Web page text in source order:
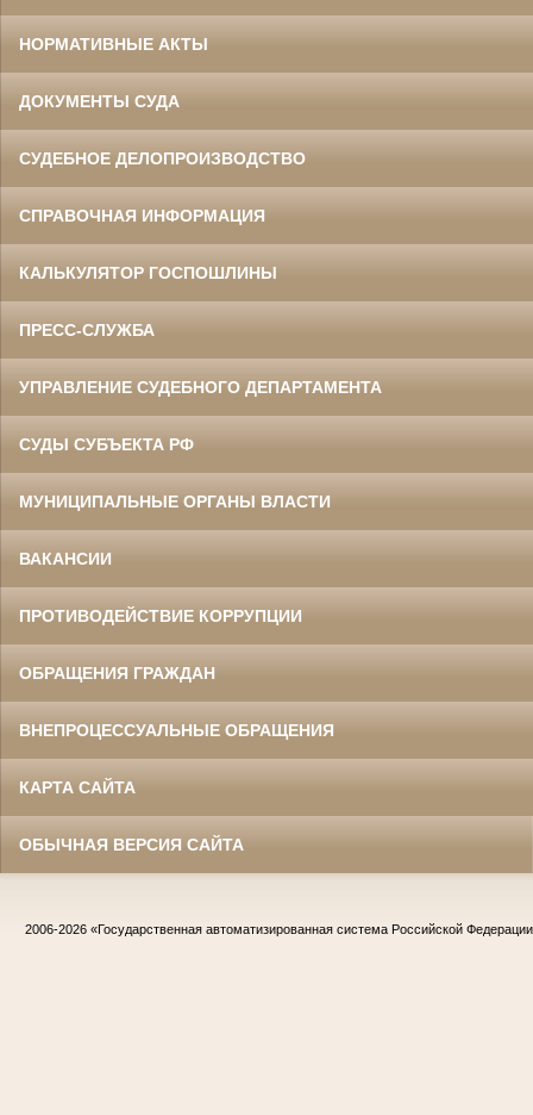
НОРМАТИВНЫЕ АКТЫ
ДОКУМЕНТЫ СУДА
СУДЕБНОЕ ДЕЛОПРОИЗВОДСТВО
СПРАВОЧНАЯ ИНФОРМАЦИЯ
КАЛЬКУЛЯТОР ГОСПОШЛИНЫ
ПРЕСС-СЛУЖБА
УПРАВЛЕНИЕ СУДЕБНОГО ДЕПАРТАМЕНТА
СУДЫ СУБЪЕКТА РФ
МУНИЦИПАЛЬНЫЕ ОРГАНЫ ВЛАСТИ
ВАКАНСИИ
ПРОТИВОДЕЙСТВИЕ КОРРУПЦИИ
ОБРАЩЕНИЯ ГРАЖДАН
ВНЕПРОЦЕССУАЛЬНЫЕ ОБРАЩЕНИЯ
КАРТА САЙТА
ОБЫЧНАЯ ВЕРСИЯ САЙТА
2006-2026 «Государственная автоматизированная система Российской